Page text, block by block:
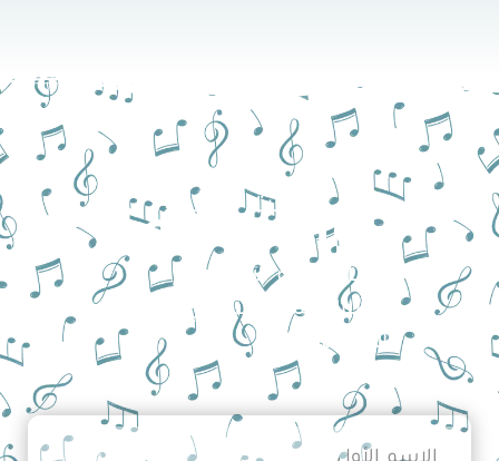
مازلت متردداً؟
تواصل معنا
أرسل رسالة الآن واطرح
أسئلتك لنساعدك في اختيار
الأنسب لك